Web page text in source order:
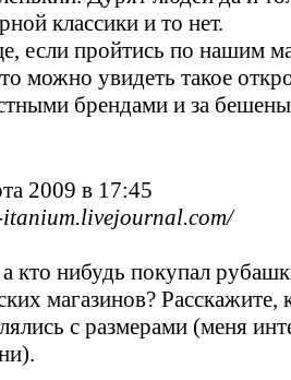
классики и то нет.
если пройтись по нашим
можно увидеть такое
брендами и за
2009 в 17:45
кто нибудь покупал
магазинов? Расскажите,
с размерами (меня